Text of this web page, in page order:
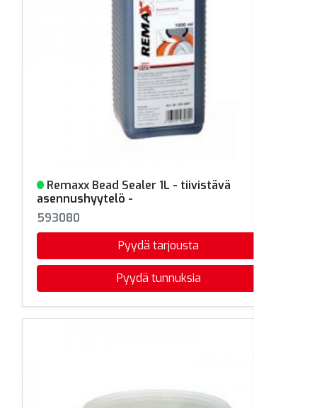
Varastossa
Remaxx Bead Sealer 1L - tiivistävä
asennushyytelö -
593080
Pyydä tarjousta
Pyydä tunnuksia